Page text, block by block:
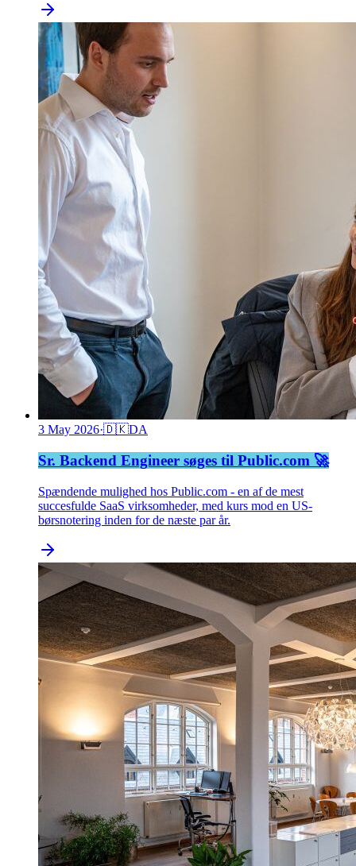
3 May 2026·🇩🇰DA
Sr. Backend Engineer søges til Public.com 🚀
Spændende mulighed hos Public.com - en af de mest
succesfulde SaaS virksomheder, med kurs mod en US-
børsnotering inden for de næste par år.